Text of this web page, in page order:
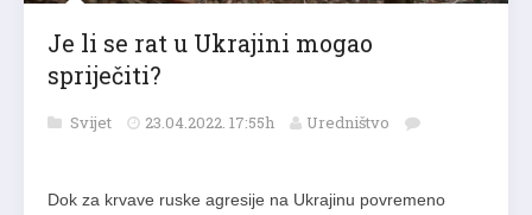
Je li se rat u Ukrajini mogao
spriječiti?
Svijet 23.04.2022. 17:55h Uredništvo
Dok za krvave ruske agresije na Ukrajinu povremeno